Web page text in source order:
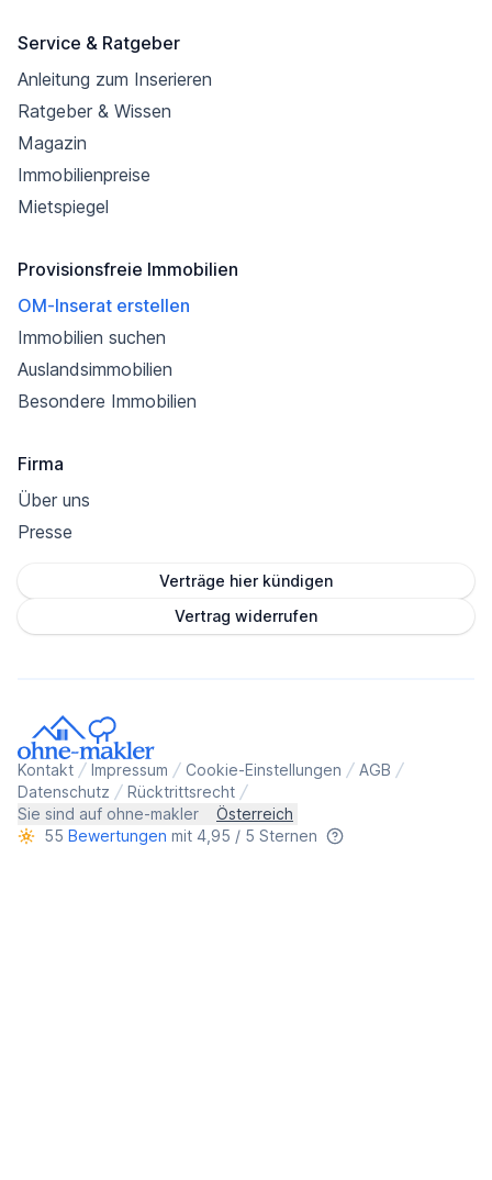
Service & Ratgeber
Anleitung zum Inserieren
Ratgeber & Wissen
Magazin
Immobilienpreise
Mietspiegel
Provisionsfreie Immobilien
OM-Inserat erstellen
Immobilien suchen
Auslandsimmobilien
Besondere Immobilien
Firma
Über uns
Presse
Verträge hier kündigen
Vertrag widerrufen
Kontakt Impressum Cookie-Einstellungen
AGB
Datenschutz
Rücktrittsrecht
Sie sind auf ohne-makler
Österreich
55 Bewertungen mit 4,95 / 5 Sternen